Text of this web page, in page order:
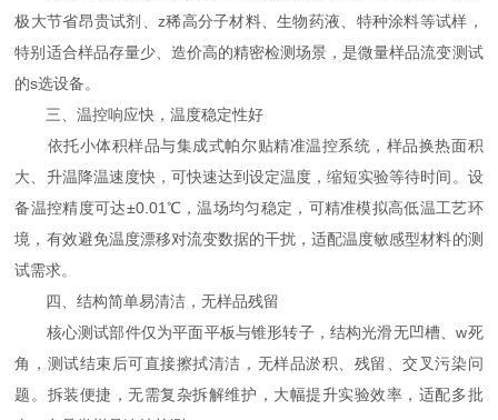
极大节省昂贵试剂、z稀高分子材料、生物药液、特种涂料等试样，
特别适合样品存量少、造价高的精密检测场景，是微量样品流变测试
的s选设备。
三、温控响应快，温度稳定性好
依托小体积样品与集成式帕尔贴精准温控系统，样品换热面积
大、升温降温速度快，可快速达到设定温度，缩短实验等待时间。设
备温控精度可达±0.01℃，温场均匀稳定，可精准模拟高低温工艺环
境，有效避免温度漂移对流变数据的干扰，适配温度敏感型材料的测
试需求。
四、结构简单易清洁，无样品残留
核心测试部件仅为平面平板与锥形转子，结构光滑无凹槽、w死
角，测试结束后可直接擦拭清洁，无样品淤积、残留、交叉污染问
题。拆装便捷，无需复杂拆解维护，大幅提升实验效率，适配多批